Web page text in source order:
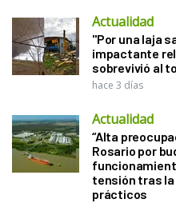
Actualidad
"Por una laja
impactante
sobrevivió al
hace 3 días
Actualidad
“Alta
Rosario por
tensión tras la
prácticos